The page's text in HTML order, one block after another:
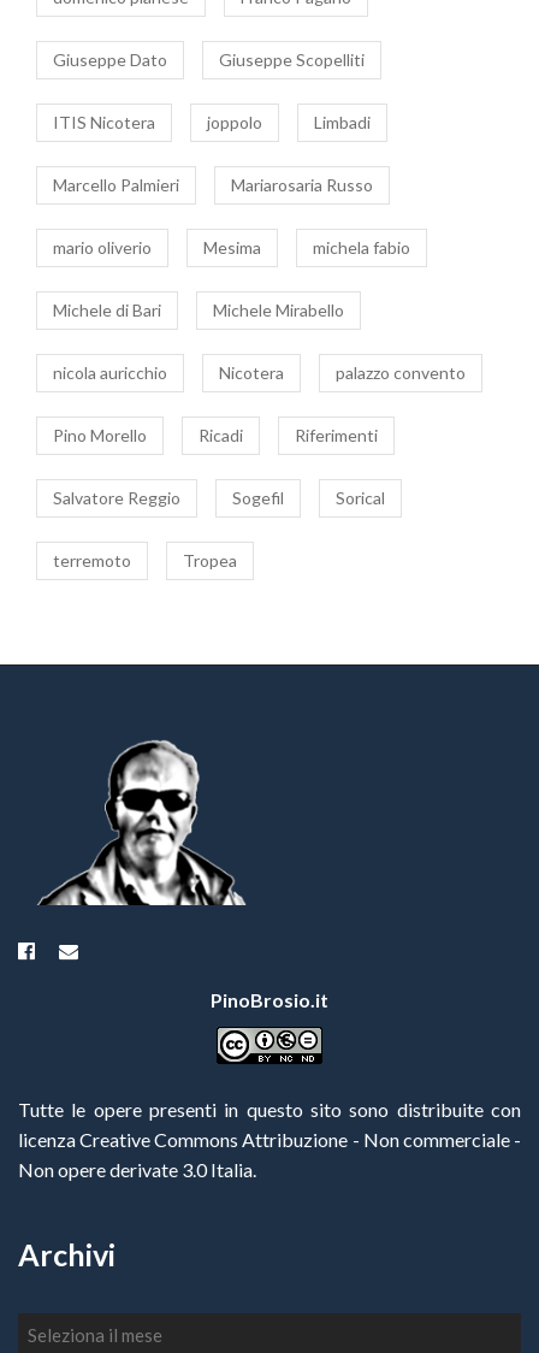
Giuseppe Dato Giuseppe Scopelliti
ITIS Nicotera joppolo Limbadi
Marcello Palmieri Mariarosaria Russo
mario oliverio Mesima michela fabio
Michele di Bari Michele Mirabello
nicola auricchio Nicotera palazzo convento
Pino Morello Ricadi Riferimenti
Salvatore Reggio Sogefil Sorical
terremoto Tropea
PinoBrosio.it
Tutte le opere presenti in questo sito sono distribuite con
licenza Creative Commons Attribuzione - Non commerciale -
Non opere derivate 3.0 Italia.
Archivi
Archivi